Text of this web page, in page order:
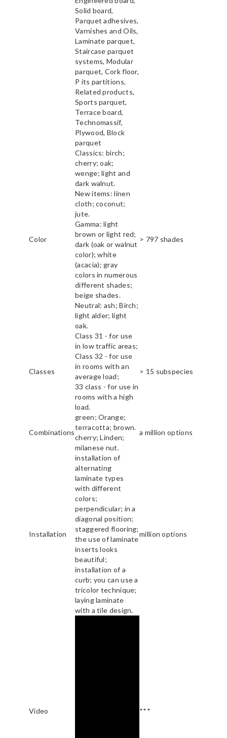
Solid board,
Parquet adhesives,
Varnishes and Oils,
Laminate parquet,
Staircase parquet
systems, Modular
parquet, Cork floor,
P its partitions,
Related products,
Sports parquet,
Terrace board,
Technomassif,
Plywood, Block
parquet
Color
Classics: birch;
cherry; oak;
wenge; light and
dark walnut.
New items: linen
cloth; coconut;
jute.
Gamma: light
brown or light red;
dark (oak or walnut
color); white
(acacia); gray
colors in numerous
different shades;
beige shades.
Neutral: ash; Birch;
light alder; light
oak.
> 797 shades
Classes
Class 31 - for use
in low traffic areas;
Class 32 - for use
in rooms with an
average load;
33 class - for use in
rooms with a high
load.
> 15 subspecies
Combinations
green; Orange;
terracotta; brown.
cherry; Linden;
milanese nut.
a million options
Installation
installation of
alternating
laminate types
with different
colors;
perpendicular; in a
diagonal position;
staggered flooring;
the use of laminate
inserts looks
beautiful;
installation of a
curb; you can use a
tricolor technique;
laying laminate
with a tile design.
million options
Video ***